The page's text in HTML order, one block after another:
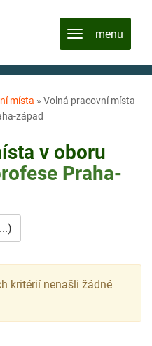
místa » Volná pracovní místa
západ
v oboru
Praha-
kritérií nenašli žádné